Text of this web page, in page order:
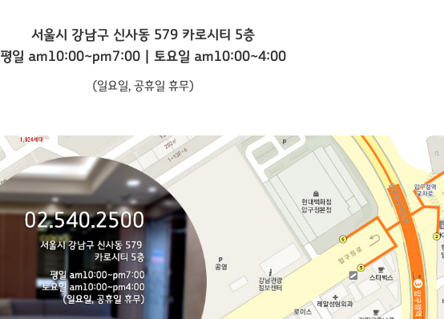
서울시 강남구 신사동 579 카로시티 5층
평일 am10:00~pm7:00 | 토요일 am10:00~4:00
(일요일, 공휴일 휴무)